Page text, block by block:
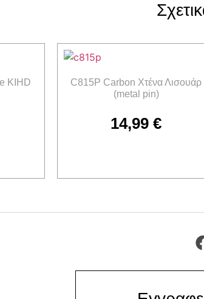
KIHD
C815P Carbon Χτένα Λισουάρ
(metal pin)
14,99 €